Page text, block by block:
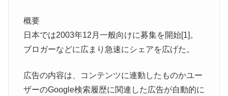
概要
日本では2003年12月一般向けに募集を開始[1]。
ブロガーなどに広まり急速にシェアを広げた。
広告の内容は、コンテンツに連動したものかユー
ザーのGoogle検索履歴に関連した広告が自動的に